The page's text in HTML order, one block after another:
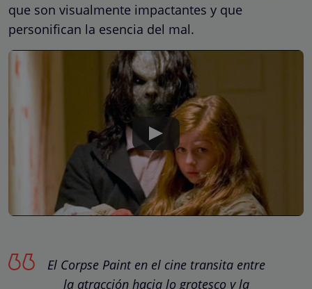
que son visualmente impactantes y que
personifican la esencia del mal.
El Corpse Paint en el cine transita entre
la atracción hacia lo grotesco y la